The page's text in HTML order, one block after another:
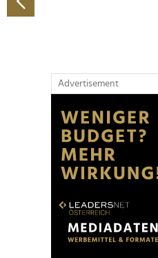
weiteren Daten zusammen,
Advertisement